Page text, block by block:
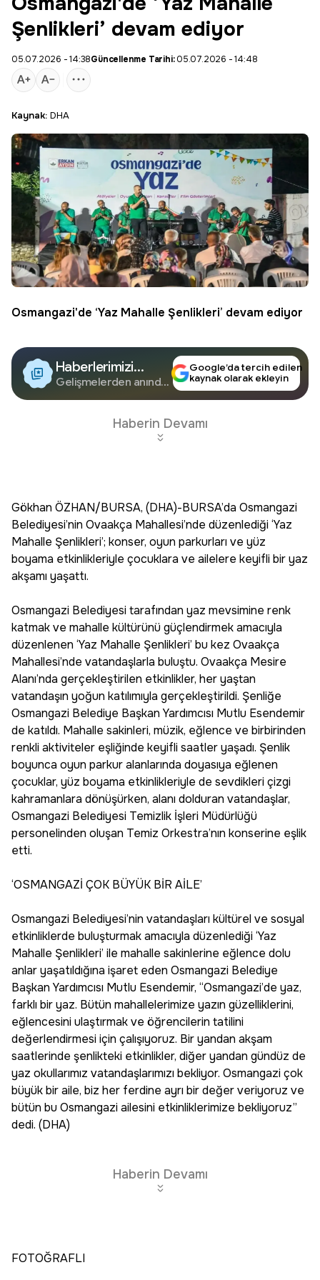
Şenlikleri’ devam ediyor
05.07.2026 - 14:38Güncellenme Tarihi:05.07.2026 - 14:48
Kaynak: DHA
Osmangazi'de ‘Yaz Mahalle Şenlikleri’ devam ediyor
Haberlerimizi
Google'da Takip
Edin
Gelişmelerden anında
Google’da tercih edilen
kaynak olarak ekleyin
Haberin Devamı
Gökhan ÖZHAN/BURSA, (DHA)-BURSA’da Osmangazi
Belediyesi’nin Ovaakça Mahallesi’nde düzenlediği ‘Yaz
Mahalle Şenlikleri’; konser, oyun parkurları ve yüz
boyama etkinlikleriyle çocuklara ve ailelere keyifli bir yaz
akşamı yaşattı.
Osmangazi Belediyesi tarafından yaz mevsimine renk
katmak ve mahalle kültürünü güçlendirmek amacıyla
düzenlenen ‘Yaz Mahalle Şenlikleri’ bu kez Ovaakça
Mahallesi’nde vatandaşlarla buluştu. Ovaakça Mesire
Alanı’nda gerçekleştirilen etkinlikler, her yaştan
vatandaşın yoğun katılımıyla gerçekleştirildi. Şenliğe
Osmangazi Belediye Başkan Yardımcısı Mutlu Esendemir
de katıldı. Mahalle sakinleri, müzik, eğlence ve birbirinden
renkli aktiviteler eşliğinde keyifli saatler yaşadı. Şenlik
boyunca oyun parkur alanlarında doyasıya eğlenen
çocuklar, yüz boyama etkinlikleriyle de sevdikleri çizgi
kahramanlara dönüşürken, alanı dolduran vatandaşlar,
Osmangazi Belediyesi Temizlik İşleri Müdürlüğü
personelinden oluşan Temiz Orkestra’nın konserine eşlik
etti.
‘OSMANGAZİ ÇOK BÜYÜK BİR AİLE’
Osmangazi Belediyesi’nin vatandaşları kültürel ve sosyal
etkinliklerde buluşturmak amacıyla düzenlediği ‘Yaz
Mahalle Şenlikleri’ ile mahalle sakinlerine eğlence dolu
anlar yaşatıldığına işaret eden Osmangazi Belediye
Başkan Yardımcısı Mutlu Esendemir, “Osmangazi’de yaz,
farklı bir yaz. Bütün mahallelerimize yazın güzelliklerini,
eğlencesini ulaştırmak ve öğrencilerin tatilini
değerlendirmesi için çalışıyoruz. Bir yandan akşam
saatlerinde şenlikteki etkinlikler, diğer yandan gündüz de
yaz okullarımız vatandaşlarımızı bekliyor. Osmangazi çok
büyük bir aile, biz her ferdine ayrı bir değer veriyoruz ve
bütün bu Osmangazi ailesini etkinliklerimize bekliyoruz”
dedi. (DHA)
Haberin Devamı
FOTOĞRAFLI